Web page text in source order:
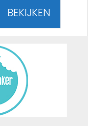
BEKIJKEN